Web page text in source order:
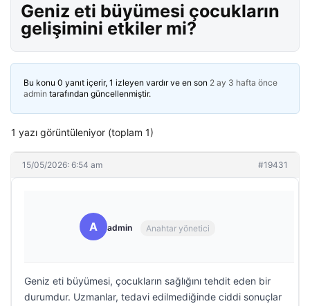
Geniz eti büyümesi çocukların
gelişimini etkiler mi?
Bu konu 0 yanıt içerir, 1 izleyen vardır ve en son 2 ay 3 hafta önce
admin tarafından güncellenmiştir.
1 yazı görüntüleniyor (toplam 1)
15/05/2026: 6:54 am #19431
A admin Anahtar yönetici
Geniz eti büyümesi, çocukların sağlığını tehdit eden bir
durumdur. Uzmanlar, tedavi edilmediğinde ciddi sonuçlar